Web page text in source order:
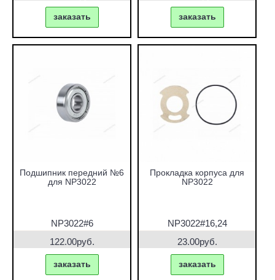
заказать заказать
Подшипник передний №6
для NP3022
NP3022#6
122.00руб.
заказать
Прокладка корпуса для
NP3022
NP3022#16,24
23.00руб.
заказать